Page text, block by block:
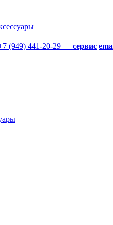
(949) 441-20-29 — сервис